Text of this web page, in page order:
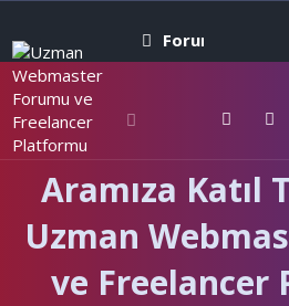
Forumlar
Aramıza Katıl
Uzman
ve Freelancer